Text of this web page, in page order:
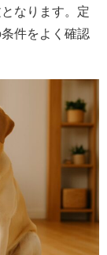
なります。定
件をよく確認